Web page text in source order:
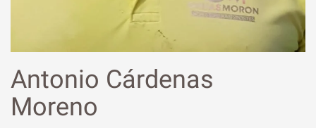
Antonio Cárdenas
Moreno